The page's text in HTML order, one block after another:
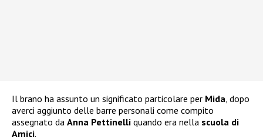
Il brano ha assunto un significato particolare per Mida , dopo
averci aggiunto delle barre personali come compito
assegnato da Anna Pettinelli quando era nella scuola di
Amici.